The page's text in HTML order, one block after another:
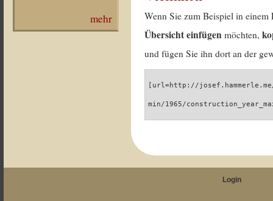
mehr Wenn Sie zum Beispiel in
Übersicht einfügen möchten,
und fügen Sie ihn dort an der
[url=http://
min/1965/
Login